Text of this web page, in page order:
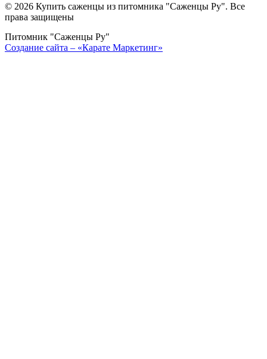
© 2026 Купить саженцы из питомника "Саженцы Ру". Все
права защищены
Питомник "Саженцы Ру"
Создание сайта – «Карате Маркетинг»